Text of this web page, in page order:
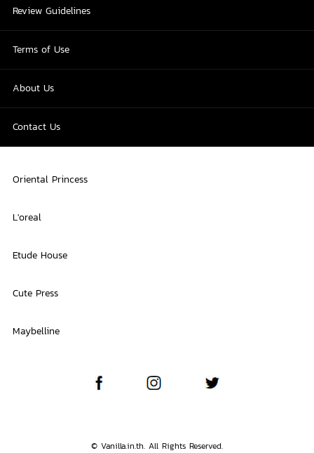
Review Guidelines
Terms of Use
About Us
Contact Us
Oriental Princess
L'oreal
Etude House
Cute Press
Maybelline
© Vanilla.in.th. All Rights Reserved.